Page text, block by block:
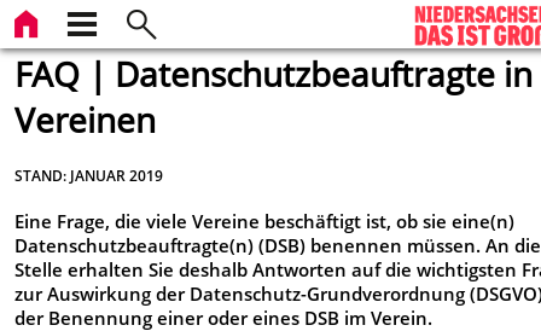
FAQ | Datenschutzbeauftragte in
Vereinen
STAND: JANUAR 2019
Eine Frage, die viele Vereine beschäftigt ist, ob sie eine(n)
Datenschutzbeauftragte(n) (DSB) benennen müssen. An
Stelle erhalten Sie deshalb Antworten auf die wichtigsten
zur Auswirkung der Datenschutz-Grundverordnung
der Benennung einer oder eines DSB im Verein.